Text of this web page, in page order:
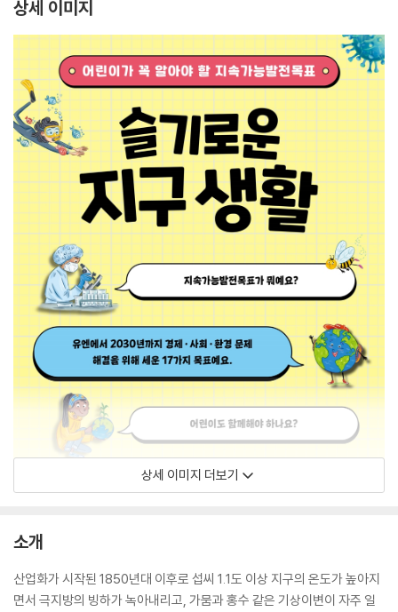
상세 이미지
상세 이미지 더보기
소개
산업화가 시작된 1850년대 이후로 섭씨 1.1도 이상 지구의 온도가 높아지
면서 극지방의 빙하가 녹아내리고, 가뭄과 홍수 같은 기상이변이 자주 일